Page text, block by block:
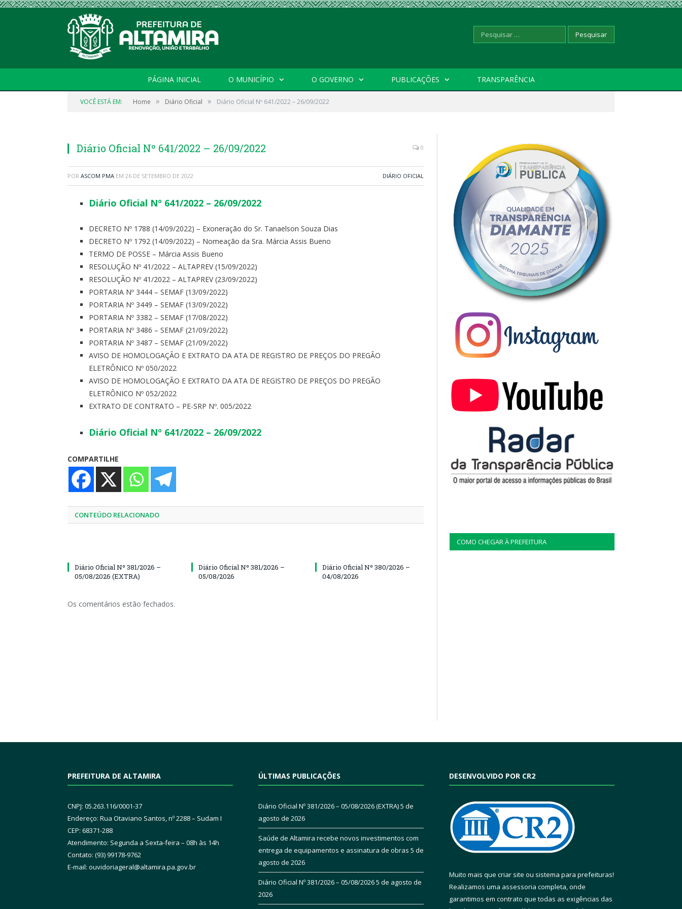
Pesquisar
PÁGINA INICIAL O MUNICÍPIO O GOVERNO PUBLICAÇÕES TRANSPARÊNCIA
VOCÊ ESTÁ EM: Home » Diário Oficial » Diário Oficial Nº 641/2022 – 26/09/2022
Diário Oficial Nº 641/2022 – 26/09/2022 0
POR ASCOM PMA EM 26 DE SETEMBRO DE 2022 DIÁRIO OFICIAL
Diário Oficial Nº 641/2022 – 26/09/2022
DECRETO Nº 1788 (14/09/2022) – Exoneração do Sr. Tanaelson Souza Dias
DECRETO Nº 1792 (14/09/2022) – Nomeação da Sra. Márcia Assis Bueno
TERMO DE POSSE – Márcia Assis Bueno
RESOLUÇÃO Nº 41/2022 – ALTAPREV (15/09/2022)
RESOLUÇÃO Nº 41/2022 – ALTAPREV (23/09/2022)
PORTARIA Nº 3444 – SEMAF (13/09/2022)
PORTARIA Nº 3449 – SEMAF (13/09/2022)
PORTARIA Nº 3382 – SEMAF (17/08/2022)
PORTARIA Nº 3486 – SEMAF (21/09/2022)
PORTARIA Nº 3487 – SEMAF (21/09/2022)
AVISO DE HOMOLOGAÇÃO E EXTRATO DA ATA DE REGISTRO DE PREÇOS DO PREGÃO
ELETRÔNICO Nº 050/2022
AVISO DE HOMOLOGAÇÃO E EXTRATO DA ATA DE REGISTRO DE PREÇOS DO PREGÃO
ELETRÔNICO Nº 052/2022
EXTRATO DE CONTRATO – PE-SRP Nº. 005/2022
Diário Oficial Nº 641/2022 – 26/09/2022
COMPARTILHE
CONTEÚDO RELACIONADO
Diário Oficial Nº 381/2026 –
05/08/2026 (EXTRA)
Diário Oficial Nº 381/2026 –
05/08/2026
Diário Oficial Nº 380/2026 –
04/08/2026
Os comentários estão fechados.
COMO CHEGAR À PREFEITURA
PREFEITURA DE ALTAMIRA
CNPJ: 05.263.116/0001-37
Endereço: Rua Otaviano Santos, nº 2288 – Sudam I
CEP: 68371-288
Atendimento: Segunda a Sexta-feira – 08h às 14h
Contato: (93) 99178-9762
E-mail: ouvidoriageral@altamira.pa.gov.br
ÚLTIMAS PUBLICAÇÕES
Diário Oficial Nº 381/2026 – 05/08/2026 (EXTRA)5 de
agosto de 2026
Saúde de Altamira recebe novos investimentos com
entrega de equipamentos e assinatura de obras 5 de
agosto de 2026
Diário Oficial Nº 381/2026 – 05/08/20265 de agosto de
2026
DESENVOLVIDO POR CR2
Muito mais que criar site ou sistema para prefeituras!
Realizamos uma assessoria completa, onde
garantimos em contrato que todas as exigências das